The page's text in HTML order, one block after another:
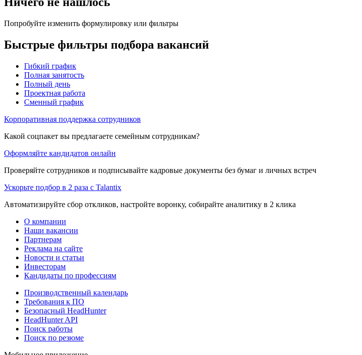
Попробуйте изменить формулировку или фильтры
Быстрые фильтры подбора вакансий
Гибкий график
Полная занятость
Полный день
Проектная работа
Сменный график
Корпоративная поддержка сотрудников
Какой соцпакет вы предлагаете семейным сотрудникам?
Оформляйте кандидатов онлайн
Проверяйте сотрудников и подписывайте кадровые документы без бумаг и личных встреч
Ускорьте подбор в 2 раза с Talantix
Автоматизируйте сбор откликов, настройте воронку, собирайте аналитику в 2 клика
О компании
Наши вакансии
Партнерам
Реклама на сайте
Новости и статьи
Инвесторам
Кандидаты по профессиям
Производственный календарь
Требования к ПО
Безопасный HeadHunter
HeadHunter API
Поиск работы
Поиск по резюме